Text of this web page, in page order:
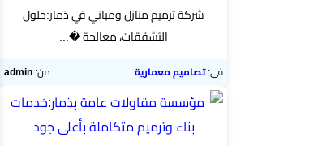
شركة ترميم منازل ومباني في ذمار:حلول
التشققات، معالجة �...
في:تصاميم معمارية من:admin